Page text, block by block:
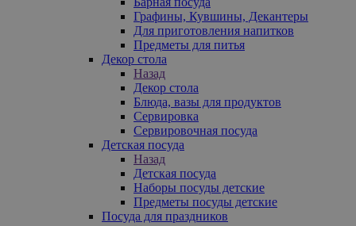
Графины, Кувшины, Декантеры
Для приготовления напитков
Предметы для питья
Декор стола
Назад
Декор стола
Блюда, вазы для продуктов
Сервировка
Сервировочная посуда
Детская посуда
Назад
Детская посуда
Наборы посуды детские
Предметы посуды детские
Посуда для праздников